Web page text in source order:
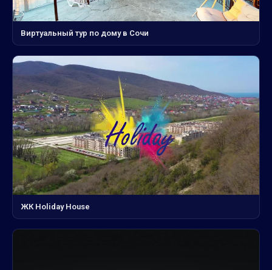
Виртуальный тур по дому в Сочи
ЖК Holiday House